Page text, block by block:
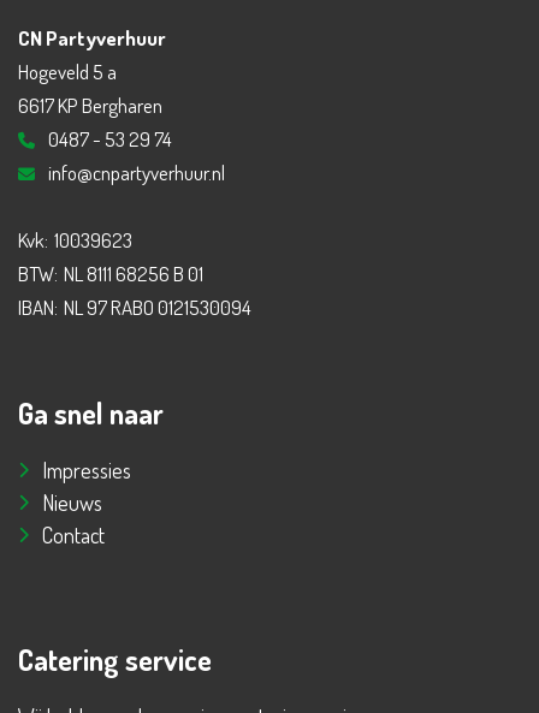
CN Partyverhuur
Hogeveld 5 a
6617 KP Bergharen
0487 - 53 29 74
info@cnpartyverhuur.nl
Kvk: 10039623
BTW: NL 8111 68256 B 01
IBAN: NL 97 RABO 0121530094
Ga snel naar
Impressies
Nieuws
Contact
Catering service